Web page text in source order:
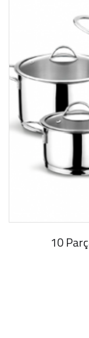
10